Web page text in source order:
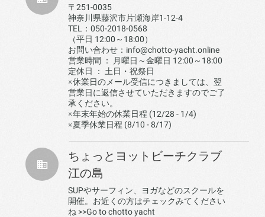
〒251-0035
神奈川県藤沢市片瀬海岸1-12-4
TEL：050-2018-0568
（平日 12:00～18:00）
お問い合わせ：info@chotto-yacht.online
営業時間 ： 月曜日～金曜日 12:00～18:00
定休日 ： 土日・祝祭日
※休業日のメール受信につきましては、翌
営業日に返信させていただきますのでご了
承ください。
※年末年始の休業日程 (12/28 - 1/4)
※夏季休業日程 (8/10 - 8/17)
ちょっとヨットビーチクラブ
江の島
SUPやサーフィン、ヨガなどのスクールを
開催。お近くの方はチェックみてください
ね >>Go to chotto yacht